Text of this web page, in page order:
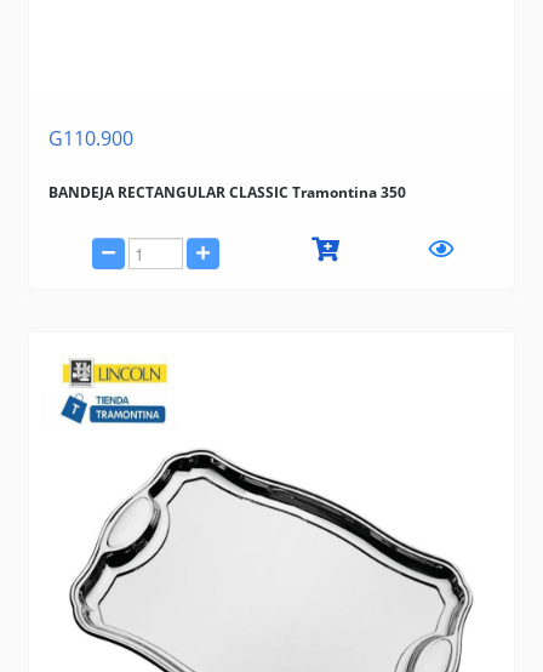
G110.900
BANDEJA RECTANGULAR CLASSIC Tramontina 350